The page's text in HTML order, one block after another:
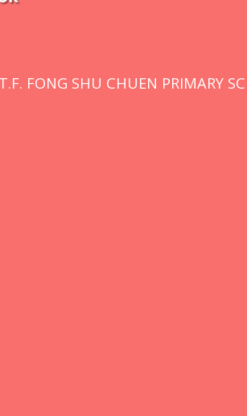
FONG SHU CHUEN PRIMARY